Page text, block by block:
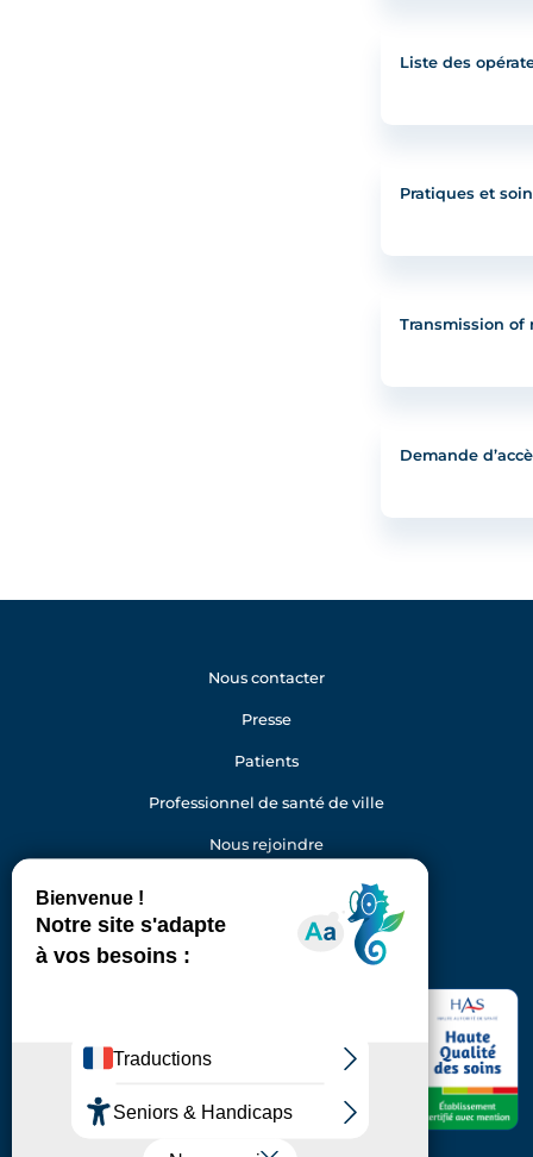
Liste des
Pratiques et
Transmission of
Demande
92150 Suresnes
Standard : 01 46 25 20 00
Nous contacter
Presse
Patients
Professionnel de santé de ville
Nous rejoindre
LinkedInInstagram